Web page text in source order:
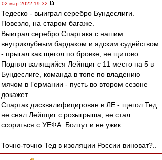
02 мар 2022 19:32
Тедеско - выиграл серебро Бундеслиги.
Повезло, на старом багаже.
Выиграл серебро Спартака с нашим
внутриклубным бардаком и адским судейством
- прыгал как щегол по бровке, не щитово.
Поднял валящийся Лейпциг с 11 место на 5 в
Бундеслиге, команда в топе по владению
мячом в Германии - пусть во втором сезоне
докажет.
Спартак дисквалифицирован в ЛЕ - щегол Тед
не снял Лейпциг с розыгрыша, не стал
ссориться с УЕФА. Болтут и не ужик.
Точно-точно Тед в изоляции России виноват?..